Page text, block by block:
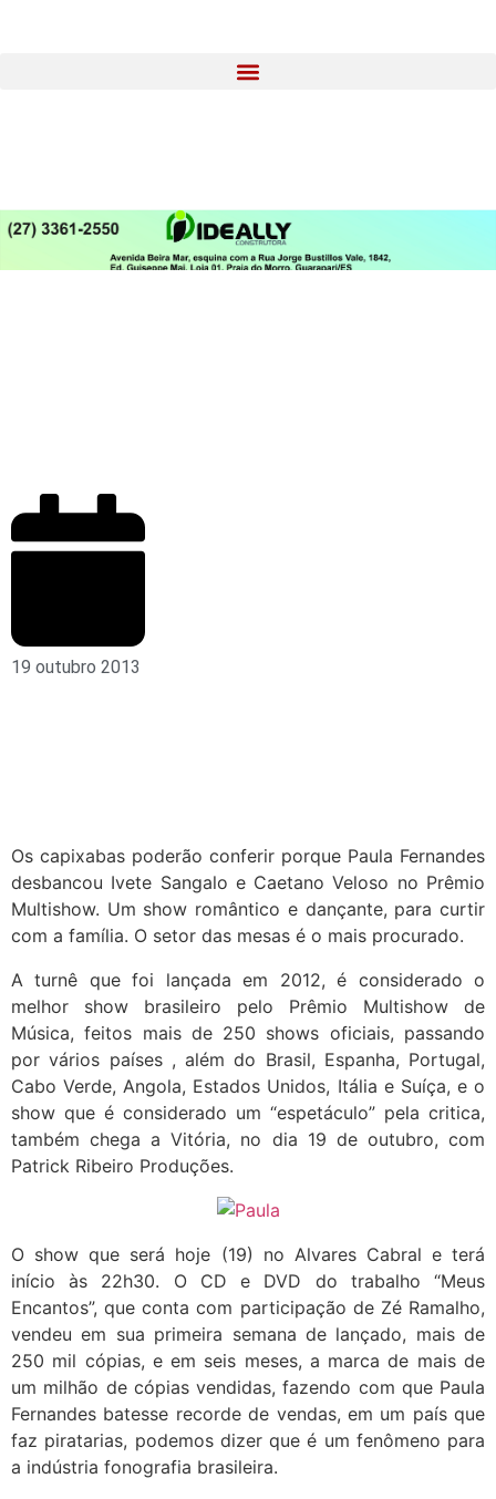
19 outubro 2013
Os capixabas poderão conferir porque Paula Fernandes
desbancou Ivete Sangalo e Caetano Veloso no Prêmio
Multishow. Um show romântico e dançante, para curtir
com a família. O setor das mesas é o mais procurado.
A turnê que foi lançada em 2012, é considerado o
melhor show brasileiro pelo Prêmio Multishow de
Música, feitos mais de 250 shows oficiais, passando
por vários países , além do Brasil, Espanha, Portugal,
Cabo Verde, Angola, Estados Unidos, Itália e Suíça, e o
show que é considerado um “espetáculo” pela critica,
também chega a Vitória, no dia 19 de outubro, com
Patrick Ribeiro Produções.
O show que será hoje (19) no Alvares Cabral e terá
início às 22h30. O CD e DVD do trabalho “Meus
Encantos”, que conta com participação de Zé Ramalho,
vendeu em sua primeira semana de lançado, mais de
250 mil cópias, e em seis meses, a marca de mais de
um milhão de cópias vendidas, fazendo com que Paula
Fernandes batesse recorde de vendas, em um país que
faz piratarias, podemos dizer que é um fenômeno para
a indústria fonografia brasileira.